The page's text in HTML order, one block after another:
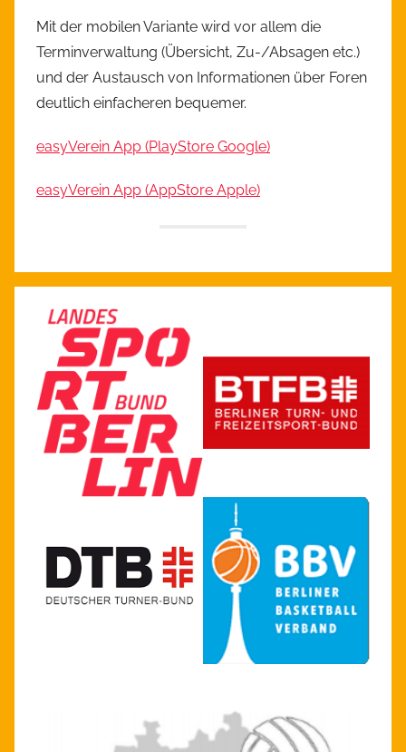
Mit der mobilen Variante wird vor allem die
Terminverwaltung (Übersicht, Zu-/Absagen etc.)
und der Austausch von Informationen über Foren
deutlich einfacheren bequemer.
easyVerein App (PlayStore Google)
easyVerein App (AppStore Apple)